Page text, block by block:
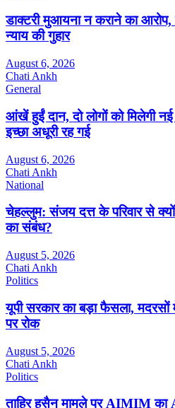
डाक्टरी मुआयना न कराने का
न्याय की गुहार
August 6, 2026
Chati Ankh
General
आंखें हुईं दान, दो लोगों को मिलेगी
इच्छा अधूरी रह गई
August 6, 2026
Chati Ankh
National
चेहल्लुम: संजय दत्त के परिवार से क्यों
का संबंध?
August 5, 2026
Chati Ankh
Politics
यूपी सरकार का बड़ा फैसला, मदरसों
पर रोक
August 5, 2026
Chati Ankh
Politics
ताहिर हुसैन मामले पर AIMIM का